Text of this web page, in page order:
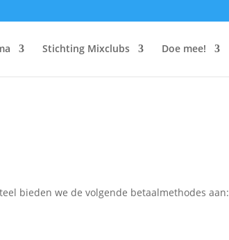
Stichting Mixclubs Doe mee!
bieden we de volgende betaalmethodes aan: